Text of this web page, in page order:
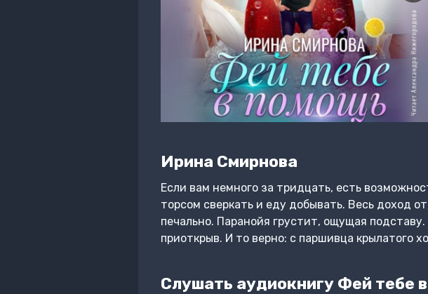
Ирина Смирнова
Если вам немного за тридцать, есть
торсом сверкать и еду добывать. Весь доход
печально. Паранойя грустит, ощущая
приоткрыв. И то верно: с паршивца крылатого
Слушать аудиокнигу Фей тебе